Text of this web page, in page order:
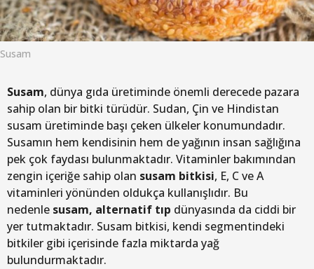
Susam
Susam, dünya gıda üretiminde önemli derecede pazara
sahip olan bir bitki türüdür. Sudan, Çin ve Hindistan
susam üretiminde başı çeken ülkeler konumundadır.
Susamın hem kendisinin hem de yağının insan sağlığına
pek çok faydası bulunmaktadır. Vitaminler bakımından
zengin içeriğe sahip olan susam bitkisi, E, C ve A
vitaminleri yönünden oldukça kullanışlıdır. Bu
nedenle susam, alternatif tıp dünyasında da ciddi bir
yer tutmaktadır. Susam bitkisi, kendi segmentindeki
bitkiler gibi içerisinde fazla miktarda yağ
bulundurmaktadır.